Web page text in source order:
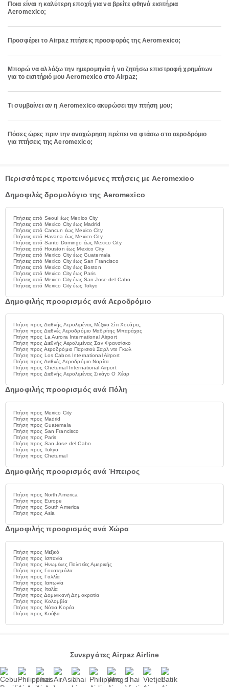
Ποια είναι η καλύτερη εποχή για να βρείτε φθηνά εισιτήρια
Aeromexico;
Προσφέρει το Airpaz πτήσεις προσφοράς της Aeromexico;
Μπορώ να αλλάξω την ημερομηνία ή να ζητήσω επιστροφή χρημάτων
για το εισιτήριό μου Aeromexico στο Airpaz;
Τι συμβαίνει αν η Aeromexico ακυρώσει την πτήση μου;
Πόσες ώρες πριν την αναχώρηση πρέπει να φτάσω στο αεροδρόμιο
για πτήσεις της Aeromexico;
Περισσότερες προτεινόμενες πτήσεις με Aeromexico
Δημοφιλές δρομολόγιο της Aeromexico
Πτήσεις από Seoul έως Mexico City
Πτήσεις από Mexico City έως Madrid
Πτήσεις από Cancun έως Mexico City
Πτήσεις από Havana έως Mexico City
Πτήσεις από Santo Domingo έως Mexico City
Πτήσεις από Houston έως Mexico City
Πτήσεις από Mexico City έως Guatemala
Πτήσεις από Mexico City έως San Francisco
Πτήσεις από Mexico City έως Boston
Πτήσεις από Mexico City έως Paris
Πτήσεις από Mexico City έως San Jose del Cabo
Πτήσεις από Mexico City έως Tokyo
Δημοφιλής προορισμός ανά Αεροδρόμιο
Πτήση προς Διεθνής Αερολιμένας Μέξικο Σίτι Χουάρες
Πτήση προς Διεθνές Αεροδρόμιο Μαδρίτης Μπαράχας
Πτήση προς La Aurora International Airport
Πτήση προς Διεθνής Αερολιμένας Σαν Φρανσίσκο
Πτήση προς Αεροδρόμιο Παρισιού Σαρλ ντε Γκωλ
Πτήση προς Los Cabos International Airport
Πτήση προς Διεθνές Αεροδρόμιο Ναρίτα
Πτήση προς Chetumal International Airport
Πτήση προς Διεθνής Αερολιμένας Σικάγο Ο Χέαρ
Δημοφιλής προορισμός ανά Πόλη
Πτήση προς Mexico City
Πτήση προς Madrid
Πτήση προς Guatemala
Πτήση προς San Francisco
Πτήση προς Paris
Πτήση προς San Jose del Cabo
Πτήση προς Tokyo
Πτήση προς Chetumal
Δημοφιλής προορισμός ανά Ήπειρος
Πτήση προς North America
Πτήση προς Europe
Πτήση προς South America
Πτήση προς Asia
Δημοφιλής προορισμός ανά Χώρα
Πτήση προς Μεξικό
Πτήση προς Ισπανία
Πτήση προς Ηνωμένες Πολιτείες Αμερικής
Πτήση προς Γουατεμάλα
Πτήση προς Γαλλία
Πτήση προς Ιαπωνία
Πτήση προς Ιταλία
Πτήση προς Δομινικανή Δημοκρατία
Πτήση προς Κολομβία
Πτήση προς Νότια Κορέα
Πτήση προς Κούβα
Συνεργάτες Airpaz Airline